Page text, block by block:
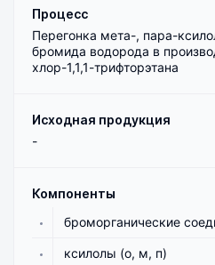
Процесс
Перегонка мета-, пара-
бромида водорода в
хлор-1,1,1-трифторэтана
Исходная продукция
-
Компоненты
броморганические
ксилолы (о, м, п)